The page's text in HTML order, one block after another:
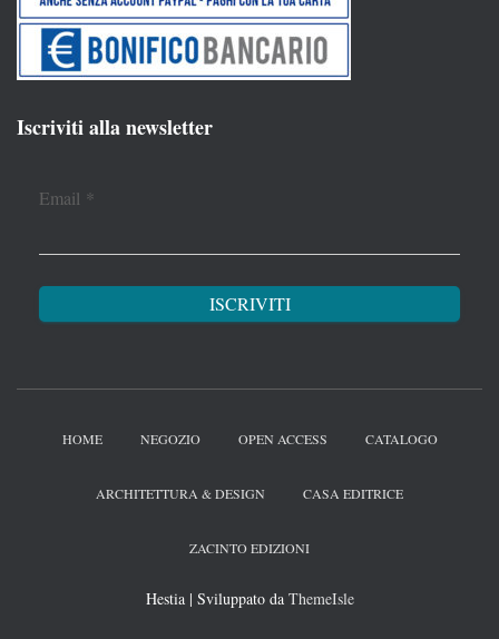
Iscriviti alla newsletter
Email *
HOME NEGOZIO OPEN ACCESS CATALOGO
ARCHITETTURA & DESIGN CASA EDITRICE
ZACINTO EDIZIONI
Hestia | Sviluppato da ThemeIsle